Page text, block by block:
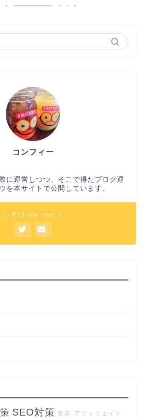
コンフィー
に運営しつつ、そこで得たブログ運
を本サイトで公開しています。
＼ Follow me ／
SEO対策 集客 アフィリエイト